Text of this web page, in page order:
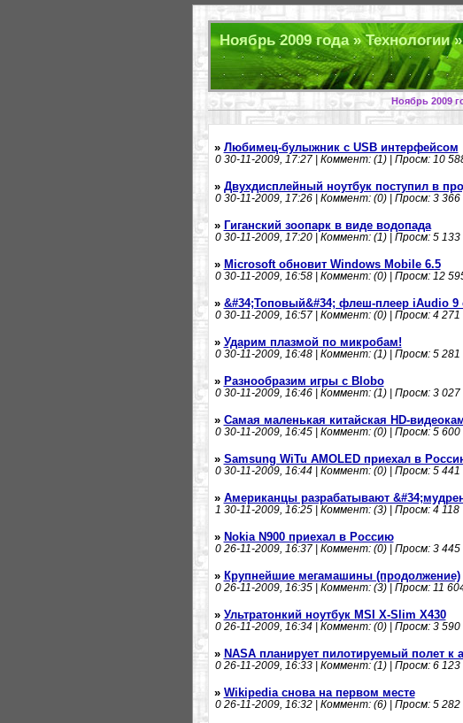
Ноябрь 2009 года » Технологии
Ноябрь 2009
» Любимец-булыжник с USB интерфейсом
030-11-2009, 17:27 | Коммент: (1) | Просм: 10
» Двухдисплейный ноутбук поступил в
030-11-2009, 17:26 | Коммент: (0) | Просм: 3 366
» Гиганский зоопарк в виде водопада
030-11-2009, 17:20 | Коммент: (1) | Просм: 5 133
» Microsoft обновит Windows Mobile 6.5
030-11-2009, 16:58 | Коммент: (0) | Просм: 12
» &#34;Топовый&#34; флеш-плеер iAudio 9
030-11-2009, 16:57 | Коммент: (0) | Просм: 4 271
» Ударим плазмой по микробам!
030-11-2009, 16:48 | Коммент: (1) | Просм: 5 281
» Разнообразим игры с Blobo
030-11-2009, 16:46 | Коммент: (1) | Просм: 3 027
» Самая маленькая китайская HD-
030-11-2009, 16:45 | Коммент: (0) | Просм: 5 600
» Samsung WiTu AMOLED приехал в
030-11-2009, 16:44 | Коммент: (0) | Просм: 5 441
» Американцы разрабатывают
1 30-11-2009, 16:25 | Коммент: (3) | Просм: 4 118
» Nokia N900 приехал в Россию
026-11-2009, 16:37 | Коммент: (0) | Просм: 3 445
» Крупнейшие мегамашины (продолжение)
026-11-2009, 16:35 | Коммент: (3) | Просм: 11
» Ультратонкий ноутбук MSI X-Slim X430
026-11-2009, 16:34 | Коммент: (0) | Просм: 3 590
» NASA планирует пилотируемый полет к
026-11-2009, 16:33 | Коммент: (1) | Просм: 6 123
» Wikipedia снова на первом месте
026-11-2009, 16:32 | Коммент: (6) | Просм: 5 282